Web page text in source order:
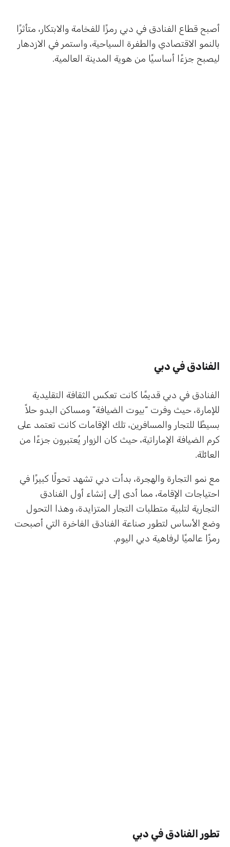
أصبح قطاع الفنادق في دبي رمزًا للفخامة والابتكار، متأثرًا
بالنمو الاقتصادي والطفرة السياحية، واستمر في الازدهار
ليصبح جزءًا أساسيًا من هوية المدينة العالمية.
الفنادق في دبي
الفنادق في دبي قديمًا كانت تعكس الثقافة التقليدية
للإمارة، حيث وفرت “بيوت الضيافة” ومساكن البدو حلاً
بسيطًا للتجار والمسافرين، تلك الإقامات كانت تعتمد على
كرم الضيافة الإماراتية، حيث كان الزوار يُعتبرون جزءًا من
العائلة.
مع نمو التجارة والهجرة، بدأت دبي تشهد تحولًا كبيرًا في
احتياجات الإقامة، مما أدى إلى إنشاء أول الفنادق
التجارية لتلبية متطلبات التجار المتزايدة، وهذا التحول
وضع الأساس لتطور صناعة الفنادق الفاخرة التي أصبحت
رمزًا عالميًا لرفاهية دبي اليوم.
تطور الفنادق في دبي